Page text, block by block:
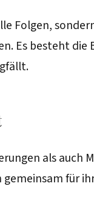
Folgen,
Es besteht
als auch
für